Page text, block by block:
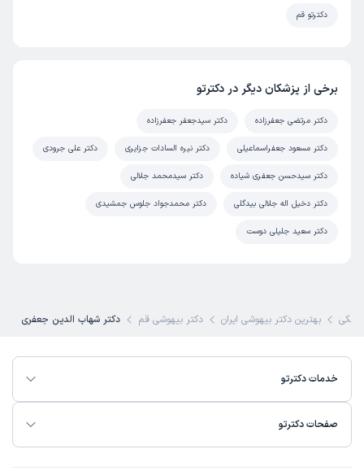
دکترتو قم
برخی از پزشکان دیگر در دکترتو
دکتر مرتضی جعفرزاده دکتر سیدجعفر جعفرزاده
دکتر مسعود جعفراسماعیلی دکتر نیره السادات جزایری دکتر علی جرودی
دکتر سیدحسن جعفری شیاده دکتر سیدمحمد جلالی
دکتر دخیل اله جلالی بیدگلی دکتر محمدجواد جلوس جمشیدی
دکتر سعید جلیلی دوست
بهترین دکتر بیهوشی ایران دکتر بیهوشی قم دکتر شهاب الدین جعفری
خدمات دکترتو
صفحات دکترتو